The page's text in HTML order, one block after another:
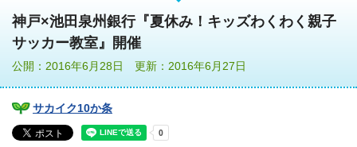
神戸×池田泉州銀行『夏休み！キッズわくわく親子
サッカー教室』開催
公開：2016年6月28日 更新：2016年6月27日
サカイク10か条